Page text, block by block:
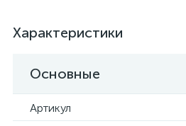
Характеристики
Основные
Артикул